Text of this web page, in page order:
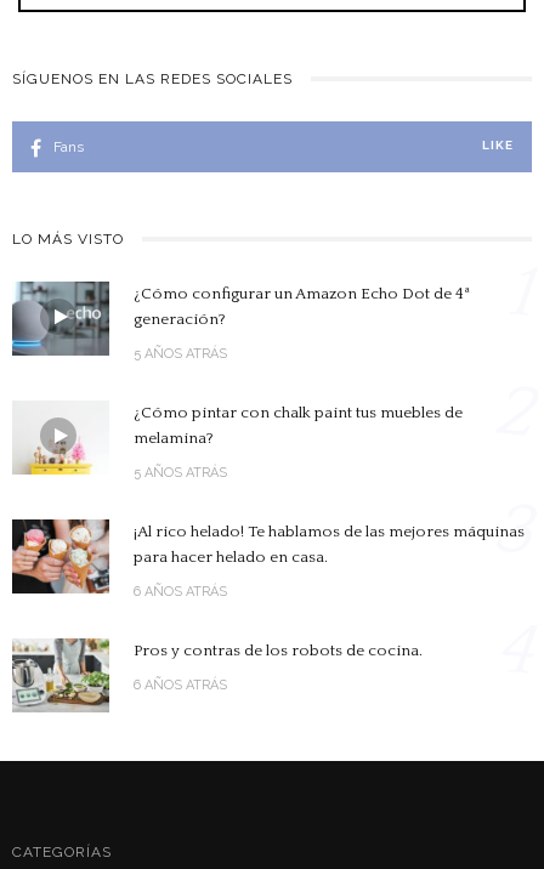
SÍGUENOS EN LAS REDES SOCIALES
Fans LIKE
LO MÁS VISTO
¿Cómo configurar un Amazon Echo Dot de 4ª
generación?
5 AÑOS ATRÁS
¿Cómo pintar con chalk paint tus muebles de
melamina?
5 AÑOS ATRÁS
¡Al rico helado! Te hablamos de las mejores máquinas
para hacer helado en casa.
6 AÑOS ATRÁS
3
Pros y contras de los robots de cocina.
6 AÑOS ATRÁS
CATEGORÍAS